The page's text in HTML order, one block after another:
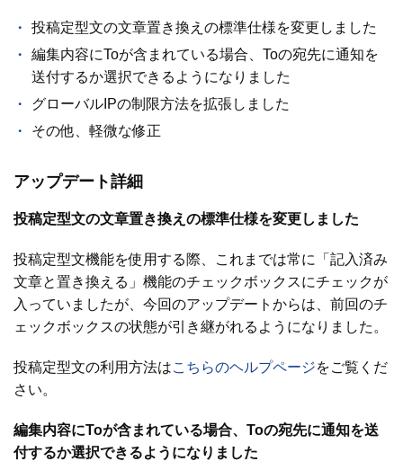
投稿定型文の文章置き換えの標準仕様を変更しました
編集内容にToが含まれている場合、Toの宛先に通知を
送付するか選択できるようになりました
グローバルIPの制限方法を拡張しました
その他、軽微な修正
アップデート詳細
投稿定型文の文章置き換えの標準仕様を変更しました
投稿定型文機能を使用する際、これまでは常に「記入済み
文章と置き換える」機能のチェックボックスにチェックが
入っていましたが、今回のアップデートからは、前回のチ
ェックボックスの状態が引き継がれるようになりました。
投稿定型文の利用方法はこちらのヘルプページをご覧くだ
さい。
編集内容にToが含まれている場合、Toの宛先に通知を送
付するか選択できるようになりました